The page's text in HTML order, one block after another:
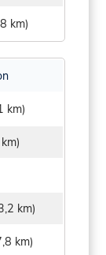
km)
km)
km)
km)